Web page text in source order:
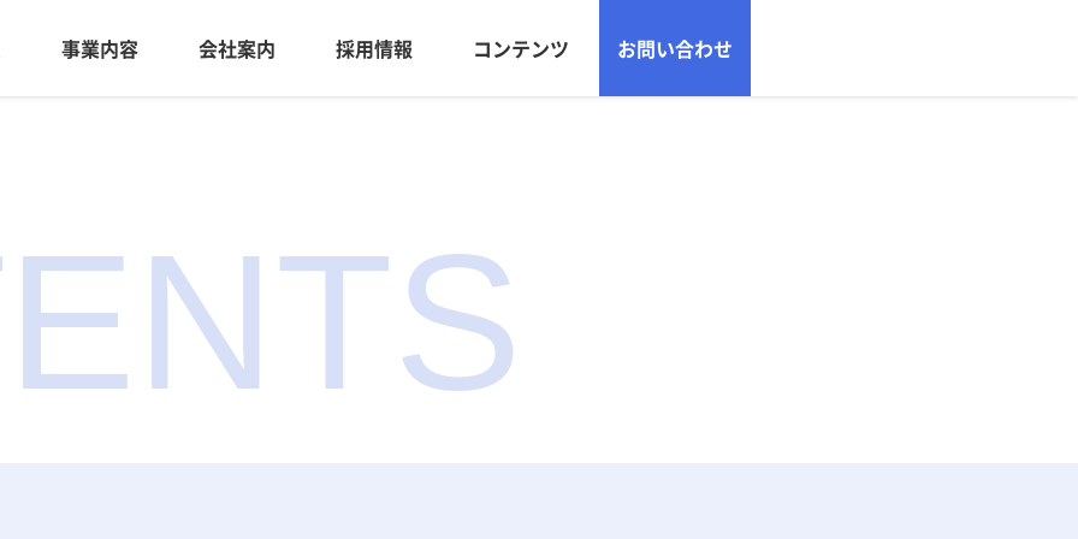
事業内容 会社案内 採用情報 コンテンツ お問い合わせ